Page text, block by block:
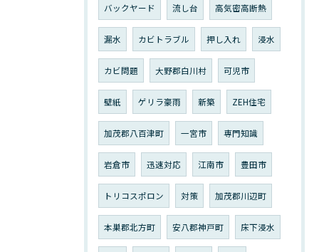
バックヤード 流し台 高気密高断熱
漏水 カビトラブル 押し入れ 浸水
カビ問題 大野郡白川村 可児市
壁紙 ゲリラ豪雨 新築 ZEH住宅
加茂郡八百津町 一宮市 専門知識
岩倉市 迅速対応 江南市 豊田市
トリコスポロン 対策 加茂郡川辺町
本巣郡北方町 安八郡神戸町 床下浸水